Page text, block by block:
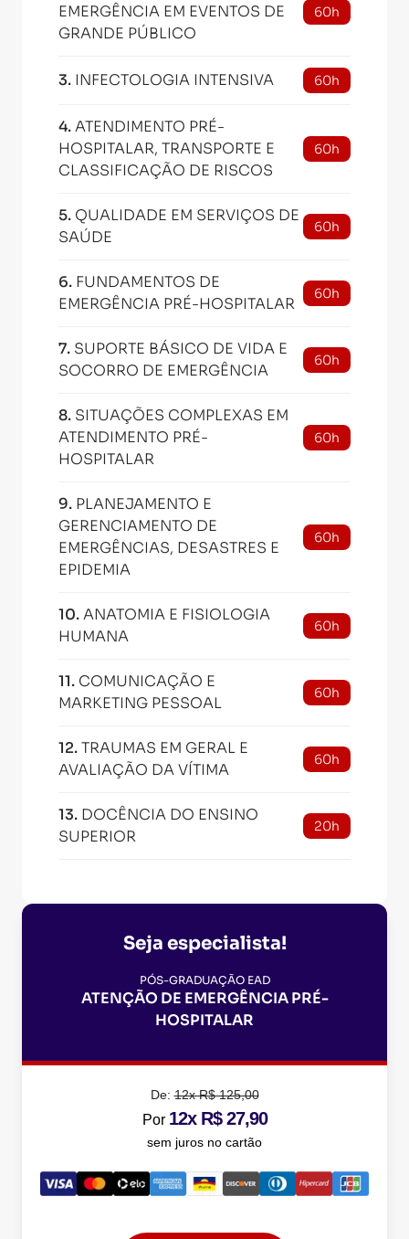
EMERGÊNCIA EM EVENTOS DE
GRANDE PÚBLICO
60h
3. INFECTOLOGIA INTENSIVA 60h
4.ATENDIMENTO PRÉ-
HOSPITALAR, TRANSPORTE E
CLASSIFICAÇÃO DE RISCOS
60h
5. QUALIDADE EM SERVIÇOS DE
SAÚDE
60h
6. FUNDAMENTOS DE
EMERGÊNCIA PRÉ-HOSPITALAR
60h
7. SUPORTE BÁSICO DE VIDA E
SOCORRO DE EMERGÊNCIA
60h
8. SITUAÇÕES COMPLEXAS EM
ATENDIMENTO PRÉ-
HOSPITALAR
60h
9. PLANEJAMENTO E
GERENCIAMENTO DE
EMERGÊNCIAS, DESASTRES E
EPIDEMIA
60h
10.ANATOMIA E FISIOLOGIA
HUMANA
60h
11. COMUNICAÇÃO E
MARKETING PESSOAL
60h
12.TRAUMAS EM GERAL E
AVALIAÇÃO DA VÍTIMA
60h
13. DOCÊNCIA DO ENSINO
SUPERIOR
20h
Seja especialista!
PÓS-GRADUAÇÃO EAD
ATENÇÃO DE EMERGÊNCIA PRÉ-
HOSPITALAR
De:12x R$ 125,00
Por 12x R$ 27,90
sem juros no cartão